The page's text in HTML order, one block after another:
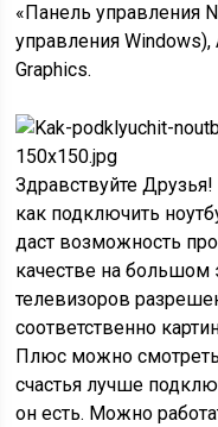
«Панель управления
управления
Graphics.
Здравствуйте
как подключить
даст возможность
качестве на большом
телевизоров
соответственно
Плюс можно
счастья лучше
он есть. Можно